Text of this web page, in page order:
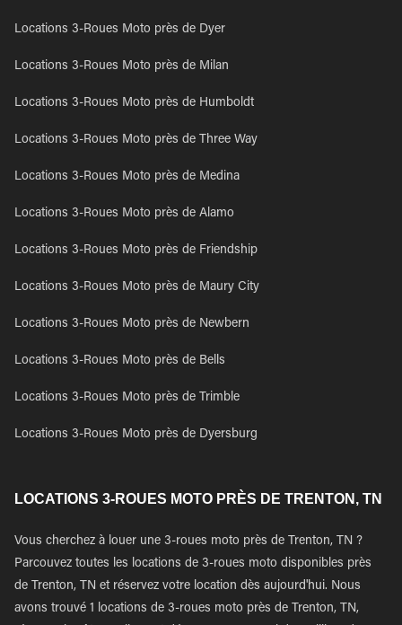
Locations 3-Roues Moto près de Dyer
Locations 3-Roues Moto près de Milan
Locations 3-Roues Moto près de Humboldt
Locations 3-Roues Moto près de Three Way
Locations 3-Roues Moto près de Medina
Locations 3-Roues Moto près de Alamo
Locations 3-Roues Moto près de Friendship
Locations 3-Roues Moto près de Maury City
Locations 3-Roues Moto près de Newbern
Locations 3-Roues Moto près de Bells
Locations 3-Roues Moto près de Trimble
Locations 3-Roues Moto près de Dyersburg
LOCATIONS 3-ROUES MOTO PRÈS DE TRENTON, TN
Vous cherchez à louer une 3-roues moto près de Trenton, TN ?
Parcouvez toutes les locations de 3-roues moto disponibles près
de Trenton, TN et réservez votre location dès aujourd'hui. Nous
avons trouvé 1 locations de 3-roues moto près de Trenton, TN,